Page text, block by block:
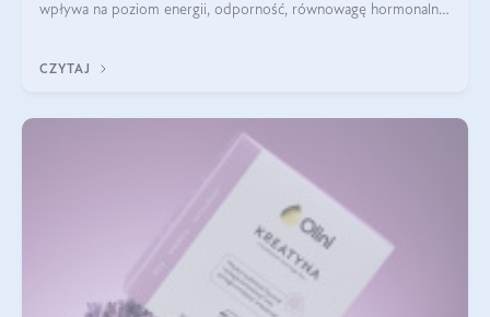
wpływa na poziom energii, odporność, równowagę hormonalną
zawrotów głowy czy problemów z
CZYTAJ